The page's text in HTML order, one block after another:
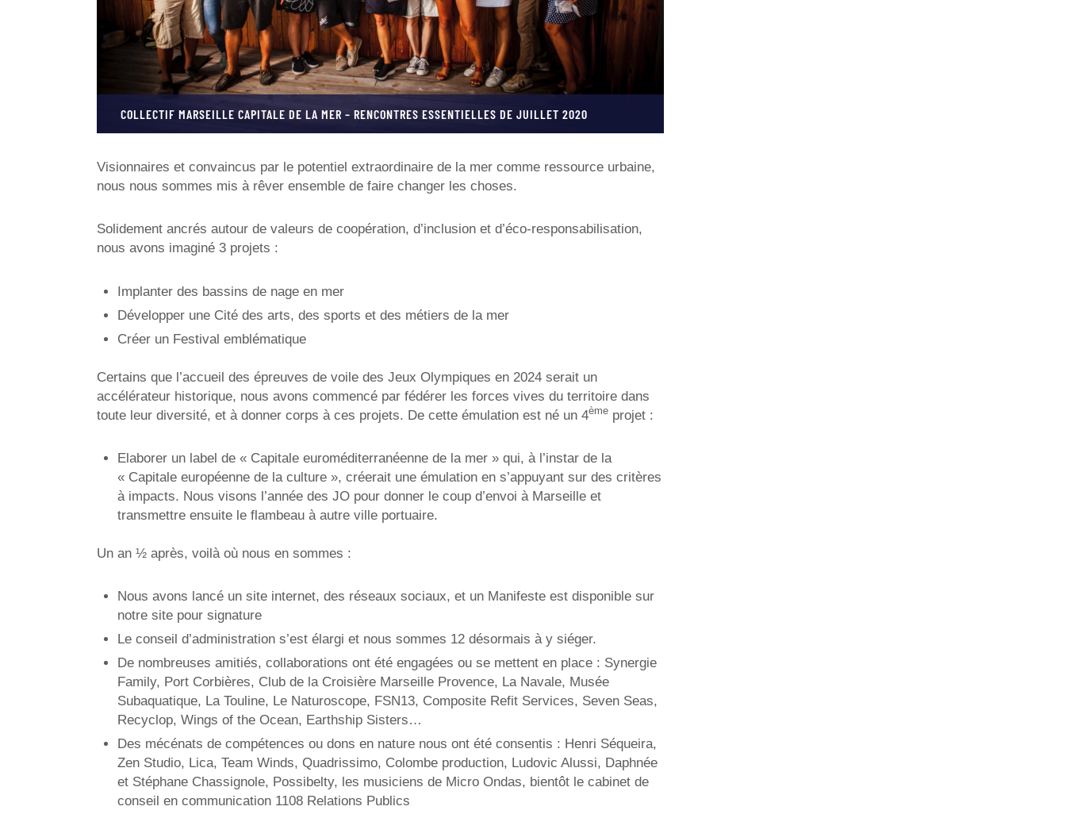
COLLECTIF MARSEILLE CAPITALE DE LA MER – RENCONTRES ESSENTIELLES DE JUILLET 2020
Visionnaires et convaincus par le potentiel extraordinaire de la mer comme ressource urbaine,
nous nous sommes mis à rêver ensemble de faire changer les choses.
Solidement ancrés autour de valeurs de coopération, d’inclusion et d’éco-responsabilisation,
nous avons imaginé 3 projets :
Implanter des bassins de nage en mer
Développer une Cité des arts, des sports et des métiers de la mer
Créer un Festival emblématique
Certains que l’accueil des épreuves de voile des Jeux Olympiques en 2024 serait un
accélérateur historique, nous avons commencé par fédérer les forces vives du territoire dans
toute leur diversité, et à donner corps à ces projets. De cette émulation est né un 4ème projet :
Elaborer un label de « Capitale euroméditerranéenne de la mer » qui, à l’instar de la
« Capitale européenne de la culture », créerait une émulation en s’appuyant sur des critères
à impacts. Nous visons l’année des JO pour donner le coup d’envoi à Marseille et
transmettre ensuite le flambeau à autre ville portuaire.
Un an ½ après, voilà où nous en sommes :
Nous avons lancé un site internet, des réseaux sociaux, et un Manifeste est disponible sur
notre site pour signature
Le conseil d’administration s’est élargi et nous sommes 12 désormais à y siéger.
De nombreuses amitiés, collaborations ont été engagées ou se mettent en place : Synergie
Family, Port Corbières, Club de la Croisière Marseille Provence, La Navale, Musée
Subaquatique, La Touline, Le Naturoscope, FSN13, Composite Refit Services, Seven Seas,
Recyclop, Wings of the Ocean, Earthship Sisters…
Des mécénats de compétences ou dons en nature nous ont été consentis : Henri Séqueira,
Zen Studio, Lica, Team Winds, Quadrissimo, Colombe production, Ludovic Alussi, Daphnée
et Stéphane Chassignole, Possibelty, les musiciens de Micro Ondas, bientôt le cabinet de
conseil en communication 1108 Relations Publics